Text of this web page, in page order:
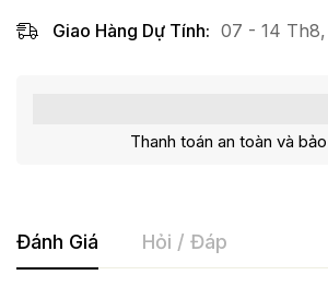
Giao Hàng Dự Tính: 07 - 14
Thanh toán an toàn và
Đánh Giá Hỏi / Đáp